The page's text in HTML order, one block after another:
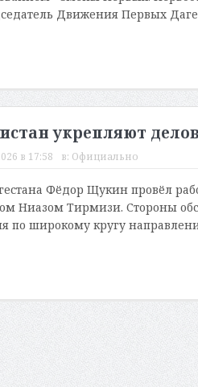
Движения Первых
укрепляют
в 17:58 в: Официально
Фёдор Щукин провёл
Ниазом Тирмизи. Стороны
по широкому кругу